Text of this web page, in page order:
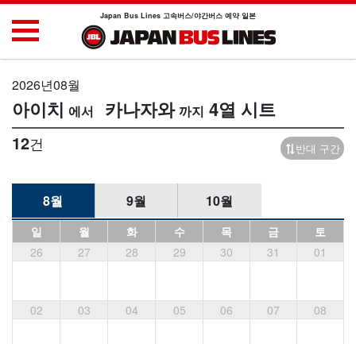
Japan Bus Lines 고속버스/야간버스 예약 일본
2026년08월
아이치 카나자와 4열 시트
12건 반대 구간
8월 9월 10월
일 월 화 수 목 금
토
26
27 28 29 30 31 01
02 03 04 05 06 07 08